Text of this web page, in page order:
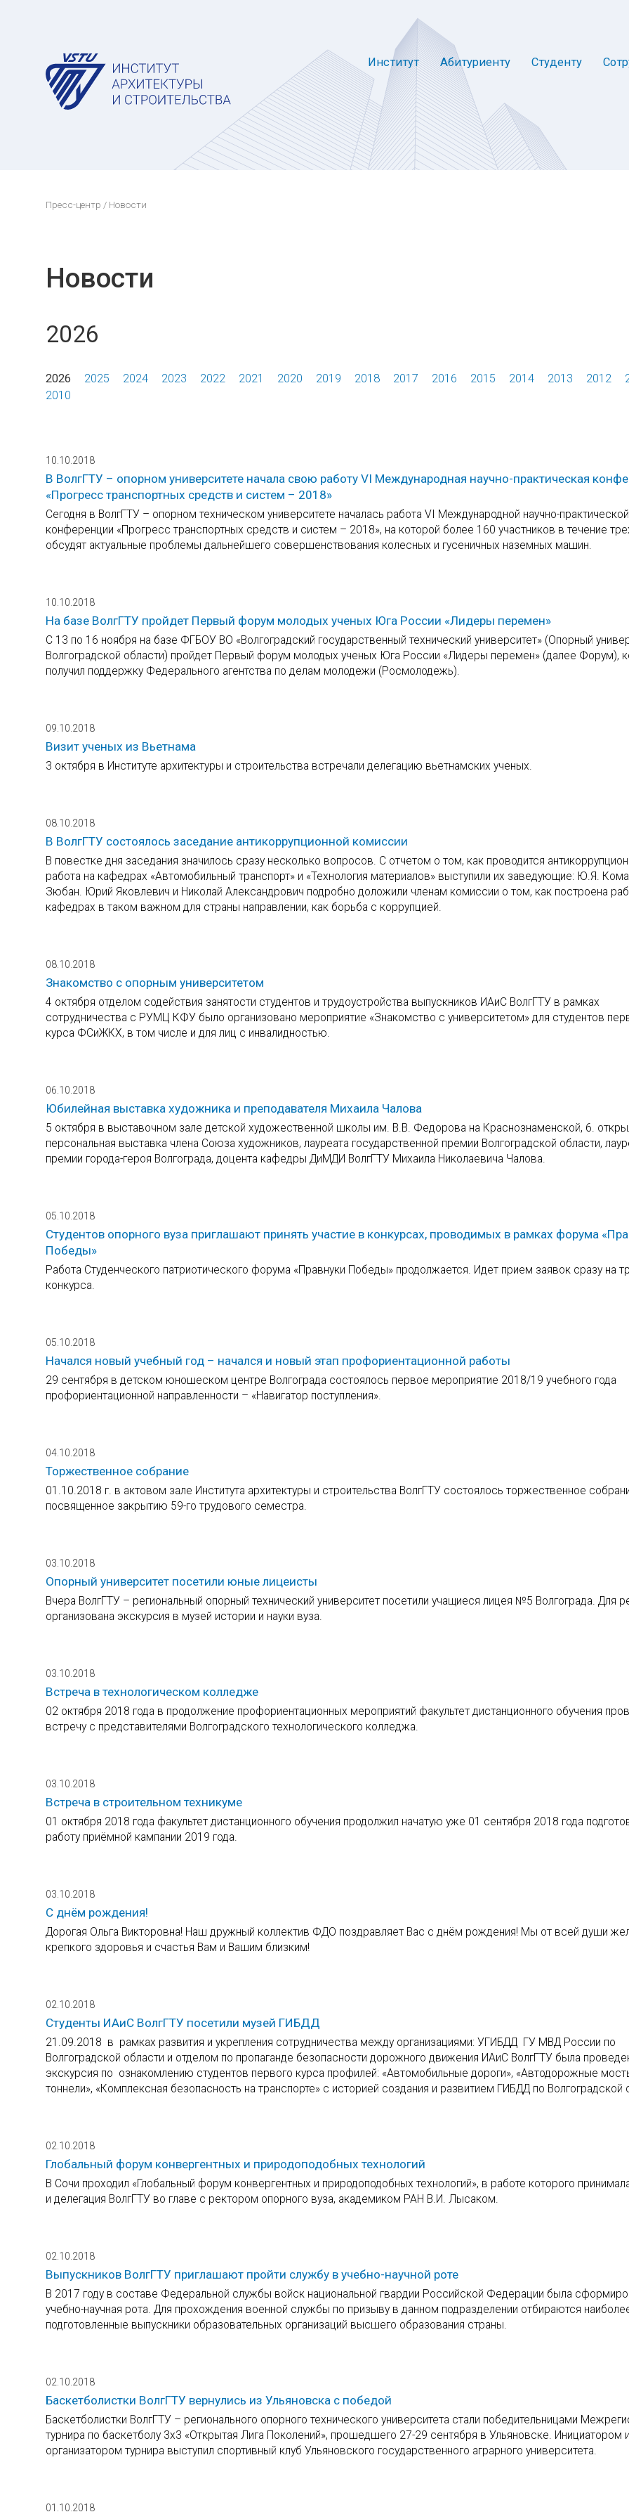
Институт Абитуриенту Студенту
Пресс-центр / Новости
Новости
2026
2026 2025 2024 2023 2022 2021 2020 2019 2018 2017 2016 2015 2014 2013 2012
2010
10.10.2018
В ВолгГТУ – опорном университете начала свою работу VI Международная научно-практическая
«Прогресс транспортных средств и систем – 2018»
Сегодня в ВолгГТУ – опорном техническом университете началась работа VI Международной научно-практической
конференции «Прогресс транспортных средств и систем – 2018», на которой более 160 участников в течение
обсудят актуальные проблемы дальнейшего совершенствования колесных и гусеничных наземных машин.
10.10.2018
На базе ВолгГТУ пройдет Первый форум молодых ученых Юга России «Лидеры перемен»
С 13 по 16 ноября на базе ФГБОУ ВО «Волгоградский государственный технический университет» (Опорный
Волгоградской области) пройдет Первый форум молодых ученых Юга России «Лидеры перемен» (далее Форум),
получил поддержку Федерального агентства по делам молодежи (Росмолодежь).
09.10.2018
Визит ученых из Вьетнама
3 октября в Институте архитектуры и строительства встречали делегацию вьетнамских ученых.
08.10.2018
В ВолгГТУ состоялось заседание антикоррупционной комиссии
В повестке дня заседания значилось сразу несколько вопросов. С отчетом о том, как проводится
работа на кафедрах «Автомобильный транспорт» и «Технология материалов» выступили их заведующие: Ю.Я.
Зюбан. Юрий Яковлевич и Николай Александрович подробно доложили членам комиссии о том, как построена
кафедрах в таком важном для страны направлении, как борьба с коррупцией.
08.10.2018
Знакомство с опорным университетом
4 октября отделом содействия занятости студентов и трудоустройства выпускников ИАиС ВолгГТУ в рамках
сотрудничества с РУМЦ КФУ было организовано мероприятие «Знакомство с университетом» для студентов
курса ФСиЖКХ, в том числе и для лиц с инвалидностью.
06.10.2018
Юбилейная выставка художника и преподавателя Михаила Чалова
5 октября в выставочном зале детской художественной школы им. В.В. Федорова на Краснознаменской, 6.
персональная выставка члена Союза художников, лауреата государственной премии Волгоградской области,
премии города-героя Волгограда, доцента кафедры ДиМДИ ВолгГТУ Михаила Николаевича Чалова.
05.10.2018
Студентов опорного вуза приглашают принять участие в конкурсах, проводимых в рамках форума
Победы»
Работа Студенческого патриотического форума «Правнуки Победы» продолжается. Идет прием заявок сразу на
конкурса.
05.10.2018
Начался новый учебный год – начался и новый этап профориентационной работы
29 сентября в детском юношеском центре Волгограда состоялось первое мероприятие 2018/19 учебного года
профориентационной направленности – «Навигатор поступления».
04.10.2018
Торжественное собрание
01.10.2018 г. в актовом зале Института архитектуры и строительства ВолгГТУ состоялось торжественное
посвященное закрытию 59-го трудового семестра.
03.10.2018
Опорный университет посетили юные лицеисты
Вчера ВолгГТУ – региональный опорный технический университет посетили учащиеся лицея №5 Волгограда. Для
организована экскурсия в музей истории и науки вуза.
03.10.2018
Встреча в технологическом колледже
02 октября 2018 года в продолжение профориентационных мероприятий факультет дистанционного обучения
встречу с представителями Волгоградского технологического колледжа.
03.10.2018
Встреча в строительном техникуме
01 октября 2018 года факультет дистанционного обучения продолжил начатую уже 01 сентября 2018 года
работу приёмной кампании 2019 года.
03.10.2018
С днём рождения!
Дорогая Ольга Викторовна! Наш дружный коллектив ФДО поздравляет Вас с днём рождения! Мы от всей души
крепкого здоровья и счастья Вам и Вашим близким!
02.10.2018
Студенты ИАиС ВолгГТУ посетили музей ГИБДД
21.09.2018 в рамках развития и укрепления сотрудничества между организациями: УГИБДД ГУ МВД России по
Волгоградской области и отделом по пропаганде безопасности дорожного движения ИАиС ВолгГТУ была
экскурсия по ознакомлению студентов первого курса профилей: «Автомобильные дороги», «Автодорожные
тоннели», «Комплексная безопасность на транспорте» с историей создания и развитием ГИБДД по Волгоградской
02.10.2018
Глобальный форум конвергентных и природоподобных технологий
В Сочи проходил «Глобальный форум конвергентных и природоподобных технологий», в работе которого
и делегация ВолгГТУ во главе с ректором опорного вуза, академиком РАН В.И. Лысаком.
02.10.2018
Выпускников ВолгГТУ приглашают пройти службу в учебно-научной роте
В 2017 году в составе Федеральной службы войск национальной гвардии Российской Федерации была
учебно-научная рота. Для прохождения военной службы по призыву в данном подразделении отбираются
подготовленные выпускники образовательных организаций высшего образования страны.
02.10.2018
Баскетболистки ВолгГТУ вернулись из Ульяновска с победой
Баскетболистки ВолгГТУ – регионального опорного технического университета стали победительницами
турнира по баскетболу 3х3 «Открытая Лига Поколений», прошедшего 27-29 сентября в Ульяновске. Инициатором и
организатором турнира выступил спортивный клуб Ульяновского государственного аграрного университета.
01.10.2018